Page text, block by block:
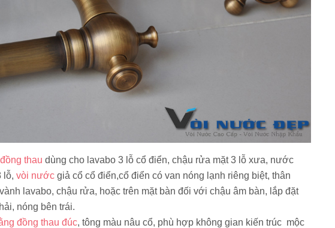
thau dùng cho lavabo 3 lỗ cổ điển, chậu rửa mặt 3 lỗ xưa, nước
lỗ, vòi nước giả cổ cổ điển,cổ điển có van nóng lạnh riêng biệt, thân
lavabo, chậu rửa, hoặc trên mặt bàn đối với chậu âm bàn, lắp đặt
nóng bên trái.
đồng thau đúc, tông màu nâu cổ, phù hợp không gian kiến trúc mộc